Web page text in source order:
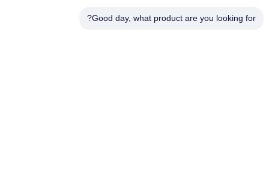
Good day, what product are you looking for?